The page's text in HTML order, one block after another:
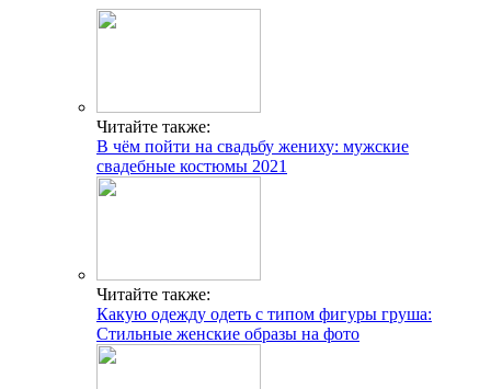
Читайте также:
В чём пойти на свадьбу жениху: мужские
свадебные костюмы 2021
Читайте также:
Какую одежду одеть с типом фигуры груша:
Стильные женские образы на фото